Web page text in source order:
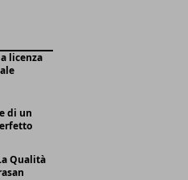
licenza
di un
Qualità